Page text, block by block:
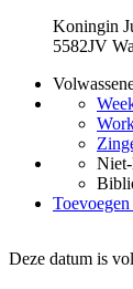
Koningin
5582JV
Toevoegen
Deze datum is